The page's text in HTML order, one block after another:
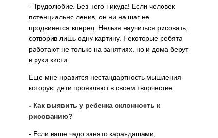
- Трудолюбие. Без него никуда! Если человек
потенциально ленив, он ни на шаг не
продвинется вперед. Нельзя научиться рисовать,
сотворив лишь одну картину. Некоторые ребята
работают не только на занятиях, но и дома берут
в руки кисти.
Еще мне нравится нестандартность мышления,
которую дети проявляют в своем творчестве.
- Как выявить у ребенка склонность к
рисованию?
- Если ваше чадо занято карандашами,